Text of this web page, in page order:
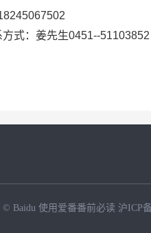
式： 姜先生0451--
© Baidu 使用爱番番前必读 沪ICP